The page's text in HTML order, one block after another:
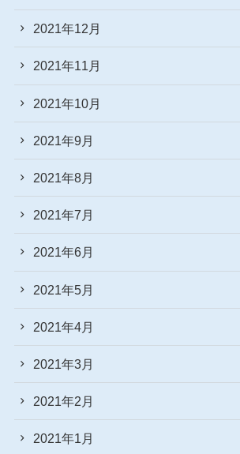
2021年12月
2021年11月
2021年10月
2021年9月
2021年8月
2021年7月
2021年6月
2021年5月
2021年4月
2021年3月
2021年2月
2021年1月